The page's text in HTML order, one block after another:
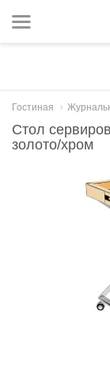
Гостиная
Стол
золото/хром